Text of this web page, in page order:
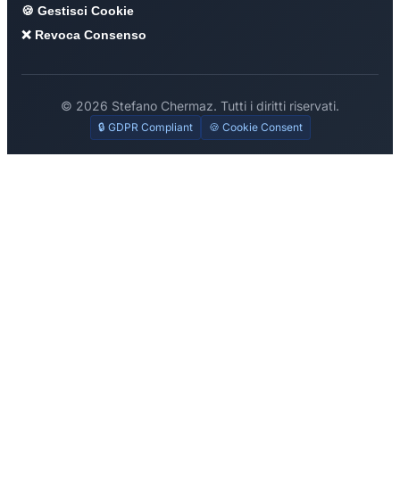
🍪 Gestisci Cookie
❌ Revoca Consenso
© 2026 Stefano Chermaz. Tutti i diritti riservati.
🔒 GDPR Compliant 🍪 Cookie Consent